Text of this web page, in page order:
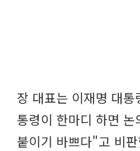
장 대표는 이재명 대
통령이 한마디 하면
붙이기 바쁘다"고 비